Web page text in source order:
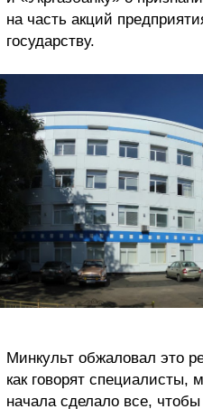
на часть акций
государству.
Минкульт обжаловал это
как говорят специалисты,
начала сделало все, чтобы